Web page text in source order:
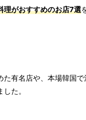
理がおすすめのお店7選
た有名店や、本場韓国
た。